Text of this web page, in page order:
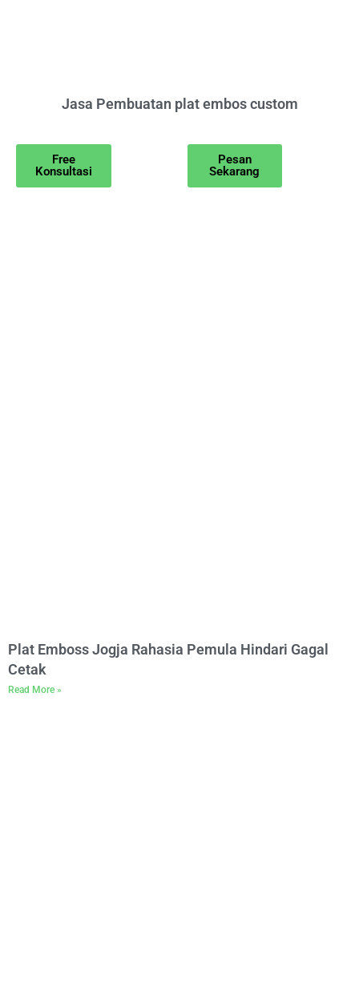
Jasa Pembuatan plat embos custom
Free
Konsultasi
Pesan
Sekarang
Plat Emboss Jogja Rahasia Pemula Hindari Gagal
Cetak
Read More »